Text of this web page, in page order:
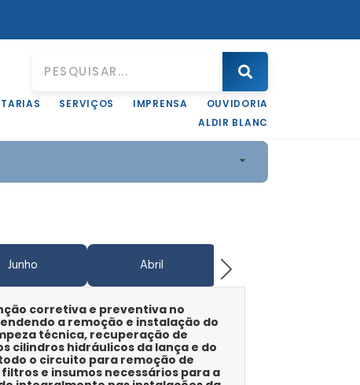
SERVIÇOS IMPRENSA
OUVIDORIA
ALDIR BLANC
Junho Abril
corretiva e preventiva no
a remoção e instalação do
técnica, recuperação de
cilindros hidráulicos da lança e do
o circuito para remoção de
e insumos necessários para a